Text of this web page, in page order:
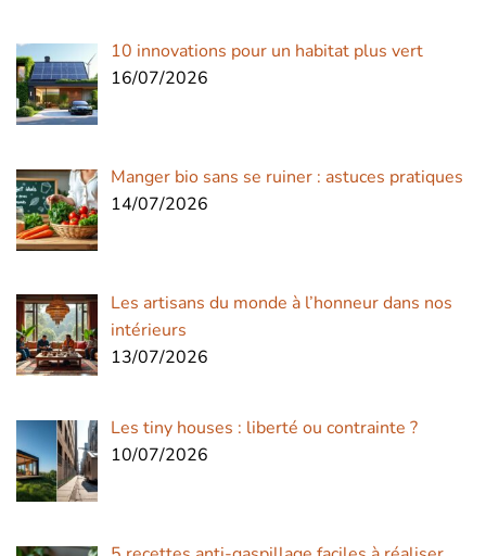
10 innovations pour un habitat plus vert
16/07/2026
Manger bio sans se ruiner : astuces pratiques
14/07/2026
Les artisans du monde à l’honneur dans nos
intérieurs
13/07/2026
Les tiny houses : liberté ou contrainte ?
10/07/2026